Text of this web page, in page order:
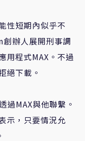
性短期內似乎不
辦人展開刑事調
用程式MAX。不過
絕下載。
過MAX與他聯繫。
示，只要情況允